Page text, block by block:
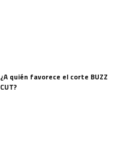
¿A quién favorece el corte BUZZ
CUT?